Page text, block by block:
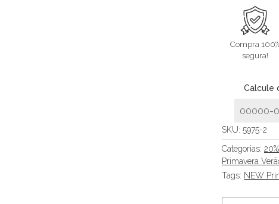
Compra
segura!
Calcule
SKU: 5975-2
Categorias:
Primavera
Tags: NEW